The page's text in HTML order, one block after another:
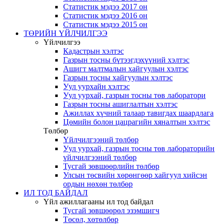
Статистик мэдээ 2017 он
Статистик мэдээ 2016 он
Статистик мэдээ 2015 он
ТӨРИЙН ҮЙЛЧИЛГЭЭ
Үйлчилгээ
Кадастрын хэлтэс
Газрын тосны бүтээгдэхүүний хэлтэс
Ашигт малтмалын хайгуулын хэлтэс
Газрын тосны хайгуулын хэлтэс
Уул уурхайн хэлтэс
Уул уурхай, газрын тосны төв лаборатори
Газрын тосны ашиглалтын хэлтэс
Ажиллах хүчний талаар тавигдах шаардлага
Цөмийн болон цацрагийн хяналтын хэлтэс
Төлбөр
Үйлчилгээний төлбөр
Уул уурхай, газрын тосны төв лабораторийн
үйлчилгээний төлбөр
Тусгай зөвшөөрлийн төлбөр
Улсын төсвийн хөрөнгөөр хайгуул хийсэн
ордын нөхөн төлбөр
ИЛ ТОД БАЙДАЛ
Үйл ажиллагааны ил тод байдал
Тусгай зөвшөөрөл эзэмшигч
Төсөл, хөтөлбөр